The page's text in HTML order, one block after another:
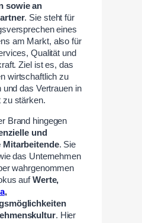
sowie an
. Sie steht für
eines
am Markt, also für
Qualität und
Ziel ist es, das
wirtschaftlich zu
und das Vertrauen in
zu stärken.
Brand hingegen
und
Mitarbeitende. Sie
das Unternehmen
wahrgenommen
aufWerte,
,
. Hier